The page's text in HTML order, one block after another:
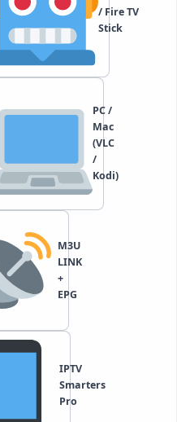
/ Fire TV
Stick
PC /
Mac
(VLC
/
Kodi)
M3U
LINK
+
EPG
IPTV
Smarters
Pro